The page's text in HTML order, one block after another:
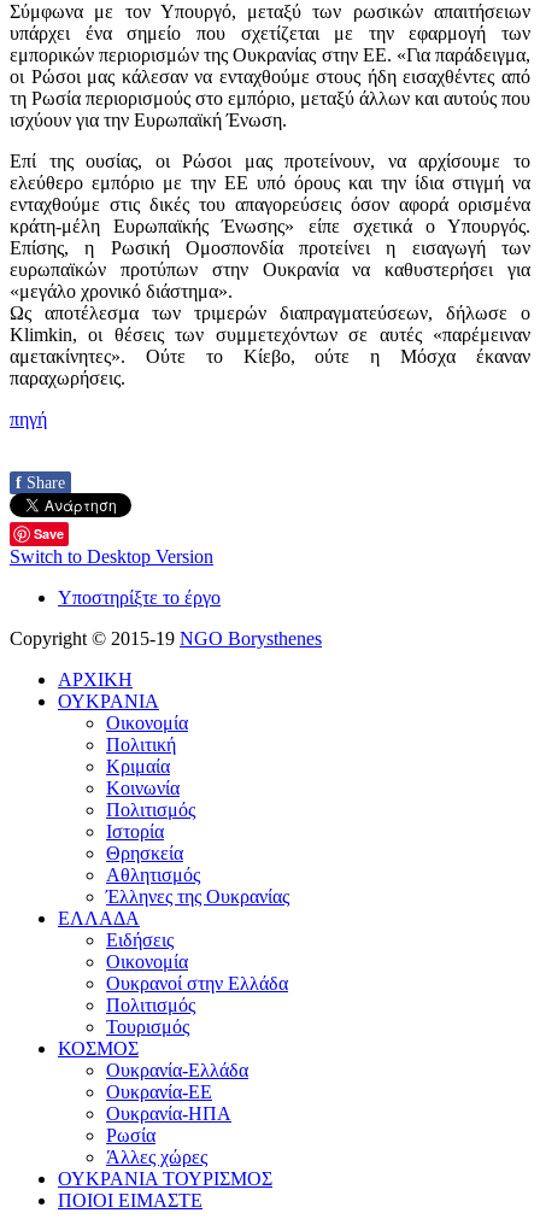
Σύμφωνα με τον Υπουργό, μεταξύ των ρωσικών απαιτήσειων
υπάρχει ένα σημείο που σχετίζεται με την εφαρμογή των
εμπορικών περιορισμών της Ουκρανίας στην ΕΕ. «Για παράδειγμα,
οι Ρώσοι μας κάλεσαν να ενταχθούμε στους ήδη εισαχθέντες από
τη Ρωσία περιορισμούς στο εμπόριο, μεταξύ άλλων και αυτούς που
ισχύουν για την Ευρωπαϊκή Ένωση.
Επί της ουσίας, οι Ρώσοι μας προτείνουν, να αρχίσουμε το
ελεύθερο εμπόριο με την ΕΕ υπό όρους και την ίδια στιγμή να
ενταχθούμε στις δικές του απαγορεύσεις όσον αφορά ορισμένα
κράτη-μέλη Ευρωπαϊκής Ένωσης» είπε σχετικά ο Υπουργός.
Επίσης, η Ρωσική Ομοσπονδία προτείνει η εισαγωγή των
ευρωπαϊκών προτύπων στην Ουκρανία να καθυστερήσει για
«μεγάλο χρονικό διάστημα».
Ως αποτέλεσμα των τριμερών διαπραγματεύσεων, δήλωσε ο
Klimkin, οι θέσεις των συμμετεχόντων σε αυτές «παρέμειναν
αμετακίνητες». Ούτε το Κίεβο, ούτε η Μόσχα έκαναν
παραχωρήσεις.
πηγή
f Share
Save
Switch to Desktop Version
Υποστηρίξτε το έργο
Copyright © 2015-19 NGO Borysthenes
ΑΡΧΙΚΗ
ΟΥΚΡΑΝΙΑ
Οικονομία
Πολιτική
Κριμαία
Κοινωνία
Πολιτισμός
Ιστορία
Θρησκεία
Αθλητισμός
Έλληνες της Ουκρανίας
ΕΛΛΑΔΑ
Ειδήσεις
Οικονομία
Ουκρανοί στην Ελλάδα
Πολιτισμός
Τουρισμός
ΚΟΣΜΟΣ
Ουκρανία-Ελλάδα
Ουκρανία-ΕΕ
Ουκρανία-ΗΠΑ
Ρωσία
Άλλες χώρες
ΟΥΚΡΑΝΙΑ ΤΟΥΡΙΣΜΟΣ
ΠΟΙΟΙ ΕΙΜΑΣΤΕ